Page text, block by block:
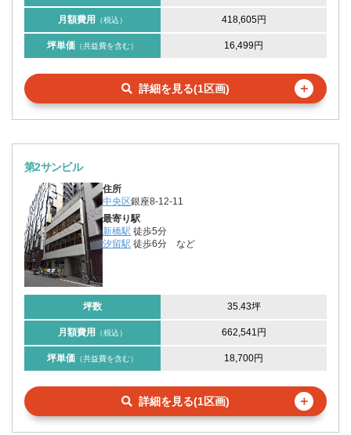
月額費用 （税込） 418,605円
坪単価 （共益費を含む） 16,499円
詳細を見る(1区画) ＋
第2サンビル
住所
中央区銀座8-12-11
最寄り駅
新橋駅 徒歩5分
汐留駅 徒歩6分 など
坪数 35.43坪
月額費用 （税込） 662,541円
坪単価 （共益費を含む） 18,700円
詳細を見る(1区画) ＋